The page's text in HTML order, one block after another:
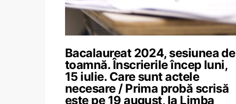
Bacalaureat 2024, sesiunea de
toamnă. Înscrierile încep luni,
15 iulie. Care sunt actele
necesare / Prima probă scrisă
este pe 19 august, la Limba